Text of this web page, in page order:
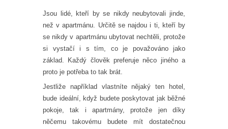
Jsou lidé, kteří by se nikdy neubytovali jinde,
než v apartmánu. Určitě se najdou i ti, kteří by
se nikdy v apartmánu ubytovat nechtěli, protože
si vystačí i s tím, co je považováno jako
základ. Každý člověk preferuje něco jiného a
proto je potřeba to tak brát.
Jestliže například vlastníte nějaký ten hotel,
bude ideální, když budete poskytovat jak běžné
pokoje, tak i apartmány, protože jen díky
něčemu takovému budete mít dostatečnou